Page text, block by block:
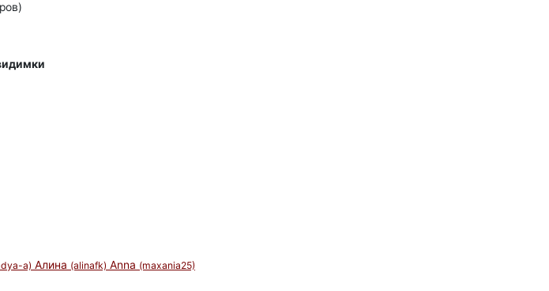
a) Алина (alinafk) Anna (maxania25)